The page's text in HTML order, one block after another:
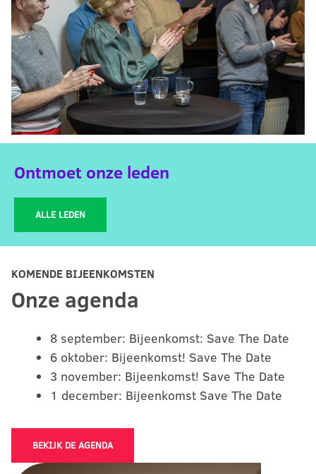
Ontmoet onze leden
ALLE LEDEN
KOMENDE BIJEENKOMSTEN
Onze agenda
8 september: Bijeenkomst: Save The Date
6 oktober: Bijeenkomst! Save The Date
3 november: Bijeenkomst! Save The Date
1 december: Bijeenkomst Save The Date
BEKIJK DE AGENDA